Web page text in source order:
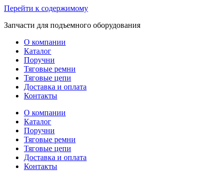
Перейти к содержимому
Запчасти для подъемного оборудования
О компании
Каталог
Поручни
Тяговые ремни
Тяговые цепи
Доставка и оплата
Контакты
О компании
Каталог
Поручни
Тяговые ремни
Тяговые цепи
Доставка и оплата
Контакты